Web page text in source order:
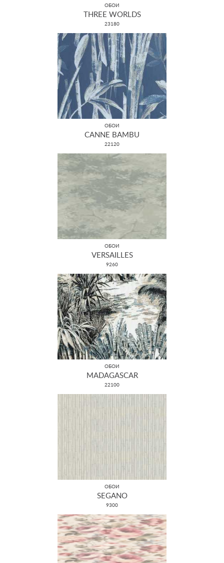
ОБОИ
THREE WORLDS
23180
ОБОИ
CANNE BAMBU
22120
ОБОИ
VERSAILLES
9260
ОБОИ
MADAGASCAR
22100
ОБОИ
SEGANO
9300